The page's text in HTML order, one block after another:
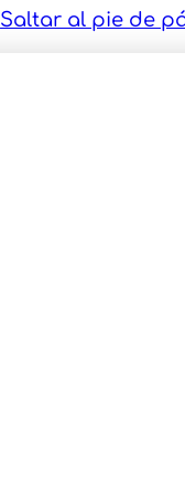
Saltar al pie de